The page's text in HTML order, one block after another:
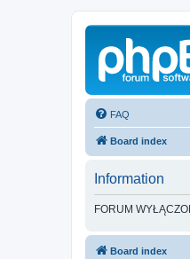
FAQ
Board index
Information
FORUM
Board index